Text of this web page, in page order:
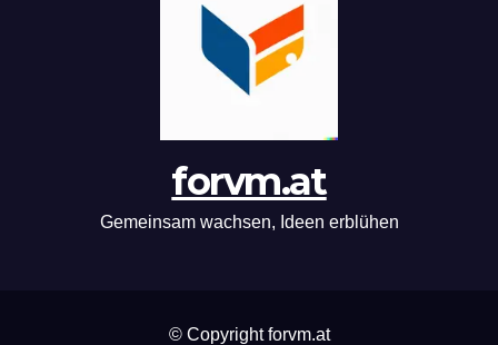
forvm.at
Gemeinsam wachsen, Ideen erblühen
© Copyright forvm.at